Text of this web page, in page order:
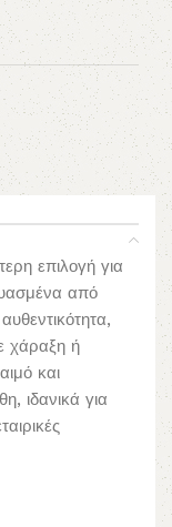
επιλογή για
από
χάραξη ή
και
ιδανικά για